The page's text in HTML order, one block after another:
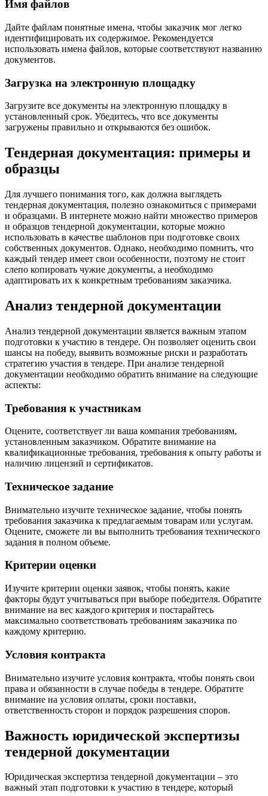
Имя файлов
Дайте файлам понятные имена, чтобы заказчик мог легко
идентифицировать их содержимое. Рекомендуется
использовать имена файлов, которые соответствуют названию
документов.
Загрузка на электронную площадку
Загрузите все документы на электронную площадку в
установленный срок. Убедитесь, что все документы
загружены правильно и открываются без ошибок.
Тендерная документация: примеры и
образцы
Для лучшего понимания того, как должна выглядеть
тендерная документация, полезно ознакомиться с примерами
и образцами. В интернете можно найти множество примеров
и образцов тендерной документации, которые можно
использовать в качестве шаблонов при подготовке своих
собственных документов. Однако, необходимо помнить, что
каждый тендер имеет свои особенности, поэтому не стоит
слепо копировать чужие документы, а необходимо
адаптировать их к конкретным требованиям заказчика.
Анализ тендерной документации
Анализ тендерной документации является важным этапом
подготовки к участию в тендере. Он позволяет оценить свои
шансы на победу, выявить возможные риски и разработать
стратегию участия в тендере. При анализе тендерной
документации необходимо обратить внимание на следующие
аспекты:
Требования к участникам
Оцените, соответствует ли ваша компания требованиям,
установленным заказчиком. Обратите внимание на
квалификационные требования, требования к опыту работы и
наличию лицензий и сертификатов.
Техническое задание
Внимательно изучите техническое задание, чтобы понять
требования заказчика к предлагаемым товарам или услугам.
Оцените, сможете ли вы выполнить требования технического
задания в полном объеме.
Критерии оценки
Изучите критерии оценки заявок, чтобы понять, какие
факторы будут учитываться при выборе победителя. Обратите
внимание на вес каждого критерия и постарайтесь
максимально соответствовать требованиям заказчика по
каждому критерию.
Условия контракта
Внимательно изучите условия контракта, чтобы понять свои
права и обязанности в случае победы в тендере. Обратите
внимание на условия оплаты, сроки поставки,
ответственность сторон и порядок разрешения споров.
Важность юридической экспертизы
тендерной документации
Юридическая экспертиза тендерной документации – это
важный этап подготовки к участию в тендере, который